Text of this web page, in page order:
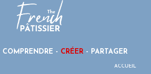
COMPRENDRE - CRÉER- PARTAGER
ACCUEIL